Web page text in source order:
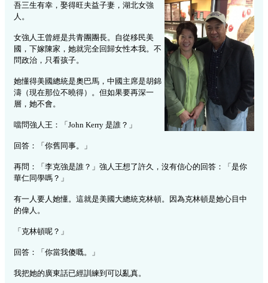
吾三生有幸，娶得旺夫益子妻，湖北女強
人。
女強人王曾經是共青團團長。自從移民美
國，下嫁陳家，她就完全回歸女性本我。不
問政治，只看孩子。
她懂得美國總統是奧巴馬，中國主席是胡錦
濤（現在那位不曉得）。但如果要再深一
層，她不會。
噹問強人王：「 John Kerry 是誰？」
回答：「你舊同事。」
再問：「李克強是誰？」強人王想了許久，沒有信心的回答：「是你
華仁同學嗎？」
有一人要人她懂。這就是美國大總統克林頓。因為克林頓是她心目中
的偉人。
「克林頓呢？」
回答：「你當我傻嘅。 」
我把她的廣東話已經訓練到可以亂真。